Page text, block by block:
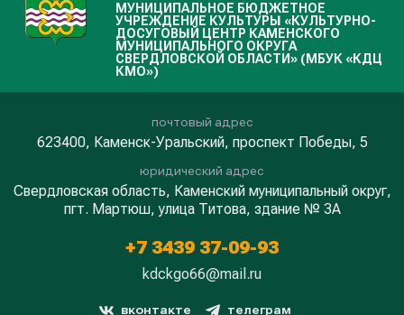
МУНИЦИПАЛЬНОЕ БЮДЖЕТНОЕ
УЧРЕЖДЕНИЕ КУЛЬТУРЫ «КУЛЬТУРНО-
ДОСУГОВЫЙ ЦЕНТР КАМЕНСКОГО
МУНИЦИПАЛЬНОГО ОКРУГА
СВЕРДЛОВСКОЙ ОБЛАСТИ» (МБУК «КДЦ
КМО»)
почтовый адрес
623400, Каменск-Уральский, проспект Победы, 5
юридический адрес
Свердловская область, Каменский муниципальный округ,
пгт. Мартюш, улица Титова, здание № 3А
+7 3439 37-09-93
kdckgo66@mail.ru
вконтакте телеграм